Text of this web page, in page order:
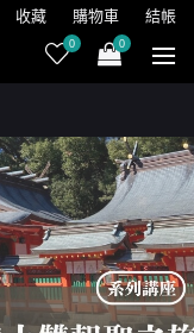
收藏 購物車 結帳
0 0